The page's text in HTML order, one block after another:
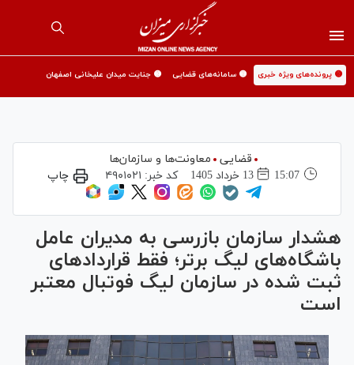
🟡 پرونده‌های ویژه خبری 🟡 سامانه‌های قضایی 🟡 جنایت میدان علیخانی اصفهان
قضایی
معاونت‌ها و سازمان‌ها
15:07
13 خرداد 1405 کد خبر: ۴۹۰۱۰۲۱ چاپ
هشدار سازمان بازرسی به مدیران عامل
باشگاه‌های لیگ برتر؛ فقط قرارداد‌های
ثبت شده در سازمان لیگ فوتبال معتبر
است